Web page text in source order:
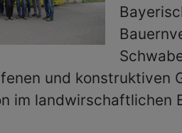
und konstruktiven
im landwirschaftlichen